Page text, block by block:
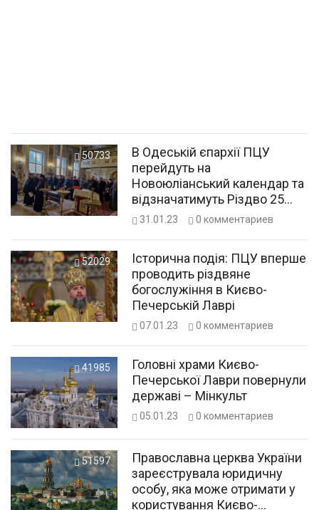
50733
В Одеській єпархії ПЦУ
перейдуть на
Новоюліанський календар та
відзначатимуть Різдво 25
грудня
31.01.23 0 комментариев
52029
Історична подія: ПЦУ вперше
проводить різдвяне
богослужіння в Києво-
Печерській Лаврі
07.01.23 0 комментариев
41985
Головні храми Києво-
Печерської Лаври повернули
державі – Мінкульт
05.01.23 0 комментариев
51597
Православна церква України
зареєструвала юридичну
особу, яка може отримати у
користування Києво-